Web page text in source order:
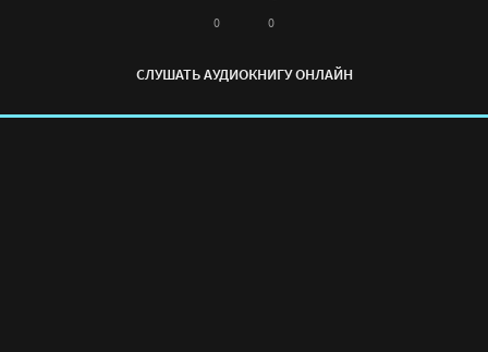
СЛУШАТЬ АУДИОКНИГУ ОНЛАЙН
0 0